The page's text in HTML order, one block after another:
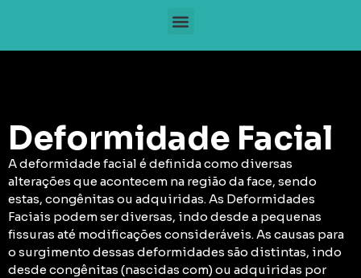
Deformidade Facial
A deformidade facial é definida como diversas
alterações que acontecem na região da face, sendo
estas, congênitas ou adquiridas. As Deformidades
Faciais podem ser diversas, indo desde a pequenas
fissuras até modificações consideráveis.As causas para
o surgimento dessas deformidades são distintas, indo
desde congênitas (nascidas com) ou adquiridas por